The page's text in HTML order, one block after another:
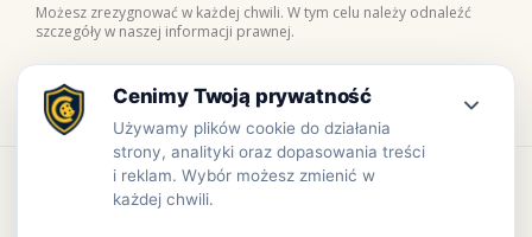
Możesz zrezygnować w każdej chwili. W tym celu należy odnaleźć
szczegóły w naszej informacji prawnej.
Naturalne składniki
100% jakości
Bezpieczne zakupy
Zaufaj nam
Copyright © www.prowiant.pl · powered by apify.pl
Bezpieczne płatności